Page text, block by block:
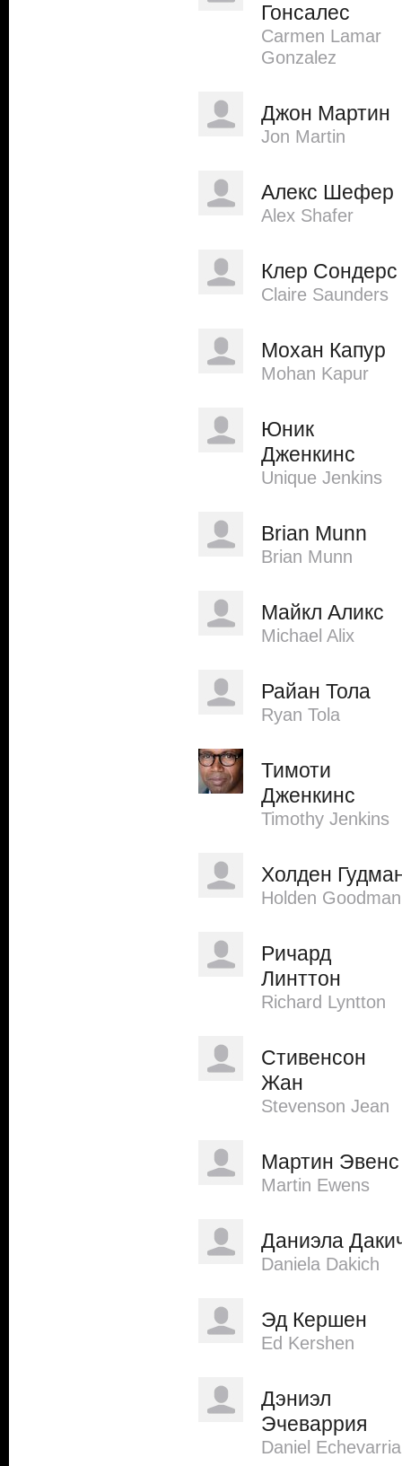
Гонсалес
Carmen Lamar
Gonzalez
Джон Мартин
Jon Martin
Алекс Шефер
Alex Shafer
Клер Сондерс
Claire Saunders
Мохан Капур
Mohan Kapur
Юник
Дженкинс
Unique Jenkins
Brian Munn
Brian Munn
Майкл Аликс
Michael Alix
Райан Тола
Ryan Tola
Тимоти
Дженкинс
Timothy Jenkins
Холден
Holden Goodman
Ричард
Линттон
Richard Lyntton
Стивенсон
Жан
Stevenson Jean
Мартин Эвенс
Martin Ewens
Даниэла
Daniela Dakich
Эд Кершен
Ed Kershen
Дэниэл
Эчеваррия
Daniel Echevarria